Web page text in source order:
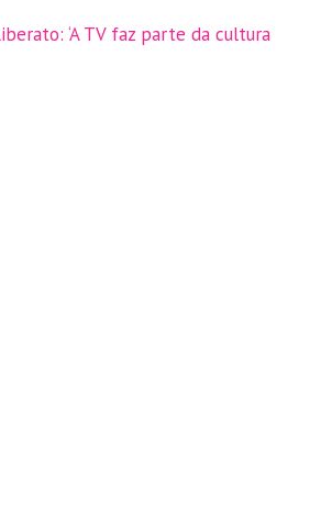
‘A TV faz parte da cultura